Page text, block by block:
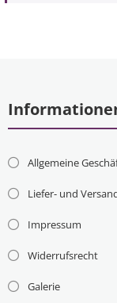
Allgemeine
Liefer- und
Impressum
Widerrufsrecht
Galerie